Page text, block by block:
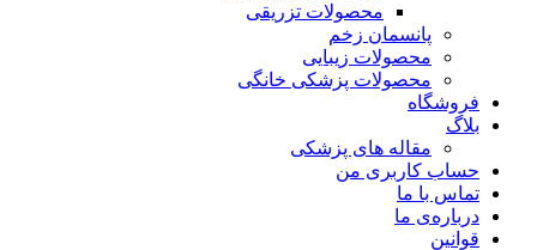
محصولات تزریقی
پانسمان زخم
محصولات زیبایی
محصولات پزشکی خانگی
فروشگاه
بلاگ
مقاله های پزشکی
حساب کاربری من
تماس با ما
درباره‌ی ما
قوانین